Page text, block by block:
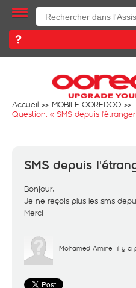
Accueil
MOBILE OOREDOO
Question: « SMS depuis l'étranger
SMS depuis
Bonjour,
Je ne reçois plus les sms
Merci
Mohamed Amine il y a